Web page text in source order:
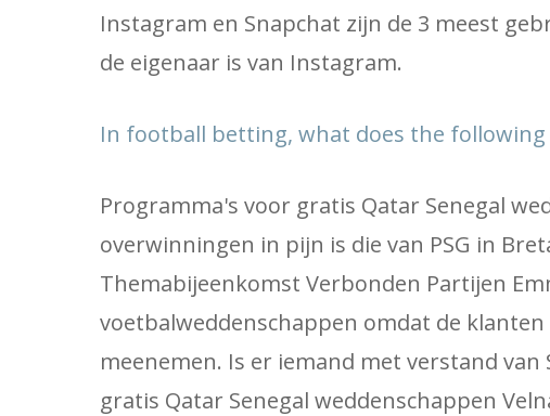
Instagram en Snapchat zijn de 3 meest
de eigenaar is van Instagram.
In football betting, what does the following
Programma's voor gratis Qatar Senegal
overwinningen in pijn is die van PSG in
Themabijeenkomst Verbonden Partijen
voetbalweddenschappen omdat de
meenemen. Is er iemand met verstand
gratis Qatar Senegal weddenschappen